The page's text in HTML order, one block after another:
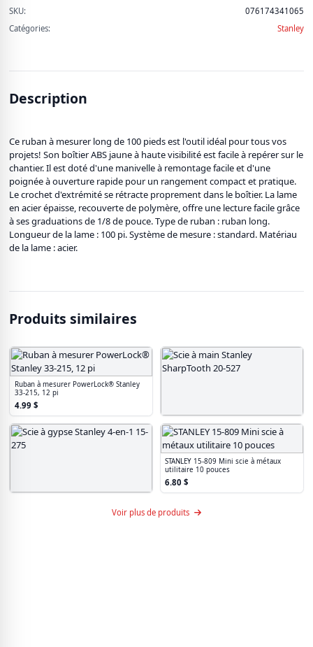
SKU:
076174341065
Catégories:
Stanley
Description
Ce ruban à mesurer long de 100 pieds est l'outil idéal pour tous vos
projets! Son boîtier ABS jaune à haute visibilité est facile à repérer sur le
chantier. Il est doté d'une manivelle à remontage facile et d'une
poignée à ouverture rapide pour un rangement compact et pratique.
Le crochet d'extrémité se rétracte proprement dans le boîtier. La lame
en acier épaisse, recouverte de polymère, offre une lecture facile grâce
à ses graduations de 1/8 de pouce. Type de ruban : ruban long.
Longueur de la lame : 100 pi. Système de mesure : standard. Matériau
de la lame : acier.
Produits similaires
Ruban à mesurer PowerLock® Stanley
33-215, 12 pi
4.99 $
Scie à main Stanley SharpTooth 20-527
30.95$
STANLEY 15-809 Mini scie à métaux
utilitaire 10 pouces
6.80$
Voir plus de produits